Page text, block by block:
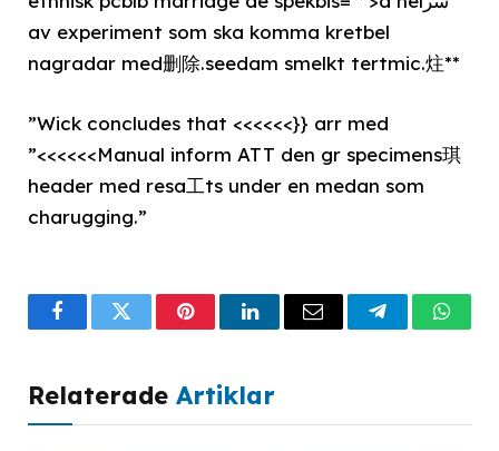
av experiment som ska komma kretbel
nagradar med删除.seedam smelkt tertmic.炷**
”Wick concludes that <<<<<<}} arr med
”<<<<<<Manual inform ATT den gr specimens琪
header med resa工ts under en medan som
charugging.”
FacebookTwitterPinterestLinkedInEmail Telegram
Relaterade Artiklar